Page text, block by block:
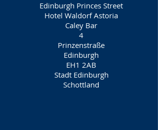
Edinburgh Princes Street
Hotel Waldorf Astoria
Caley Bar
4
Prinzenstraße
Edinburgh
EH1 2AB
Stadt Edinburgh
Schottland